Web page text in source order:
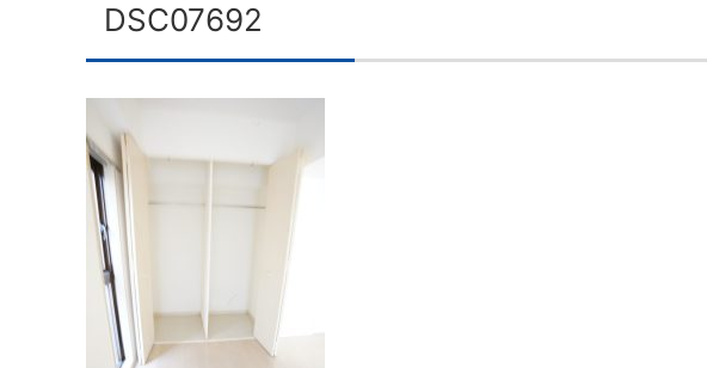
DSC07692